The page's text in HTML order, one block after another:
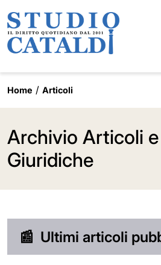
Home Articoli
Archivio Articoli
Giuridiche
📰 Ultimi articoli